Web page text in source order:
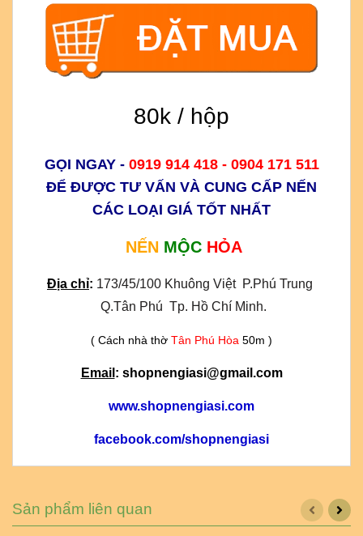
80k / hộp
GỌI NGAY - 0919 914 418 - 0904 171 511
ĐỂ ĐƯỢC TƯ VẤN VÀ CUNG CẤP NẾN
CÁC LOẠI GIÁ TỐT NHẤT
NẾN MỘC HỎA
Địa chỉ: 173/45/100 Khuông Việt  P.Phú Trung
Q.Tân Phú  Tp. Hồ Chí Minh.
( Cách nhà thờ Tân Phú Hòa 50m )
Email : shopnengiasi@gmail.com
www.shopnengiasi.com
facebook.com/shopnengiasi
Sản phẩm liên quan